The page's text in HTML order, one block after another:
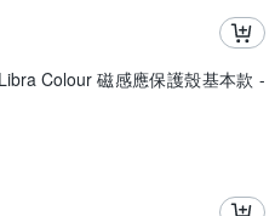
Colour 磁感應保護殼基本款 -